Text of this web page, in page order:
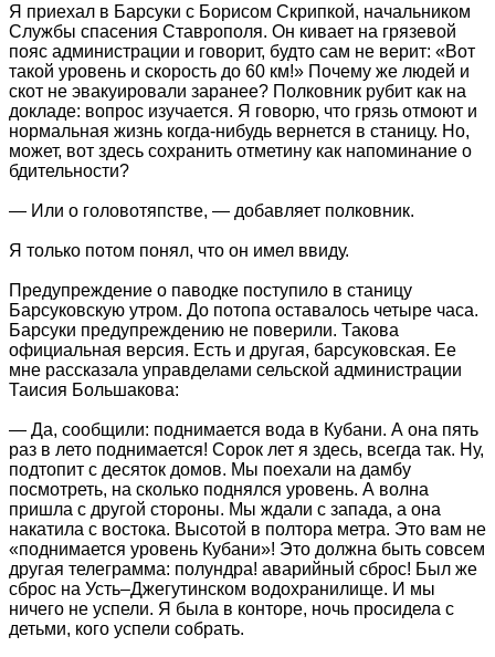
Я приехал в Барсуки с Борисом Скрипкой, начальником
Службы спасения Ставрополя. Он кивает на грязевой
пояс администрации и говорит, будто сам не верит: «Вот
такой уровень и скорость до 60 км!» Почему же людей и
скот не эвакуировали заранее? Полковник рубит как на
докладе: вопрос изучается. Я говорю, что грязь отмоют и
нормальная жизнь когда-нибудь вернется в станицу. Но,
может, вот здесь сохранить отметину как напоминание о
бдительности?
— Или о головотяпстве, — добавляет полковник.
Я только потом понял, что он имел ввиду.
Предупреждение о паводке поступило в станицу
Барсуковскую утром. До потопа оставалось четыре часа.
Барсуки предупреждению не поверили. Такова
официальная версия. Есть и другая, барсуковская. Ее
мне рассказала управделами сельской администрации
Таисия Большакова:
— Да, сообщили: поднимается вода в Кубани. А она пять
раз в лето поднимается! Сорок лет я здесь, всегда так. Ну,
подтопит с десяток домов. Мы поехали на дамбу
посмотреть, на сколько поднялся уровень. А волна
пришла с другой стороны. Мы ждали с запада, а она
накатила с востока. Высотой в полтора метра. Это вам не
«поднимается уровень Кубани»! Это должна быть совсем
другая телеграмма: полундра! аварийный сброс! Был же
сброс на Усть–Джегутинском водохранилище. И мы
ничего не успели. Я была в конторе, ночь просидела с
детьми, кого успели собрать.